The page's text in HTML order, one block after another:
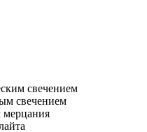
свечением
свечением
мерцания